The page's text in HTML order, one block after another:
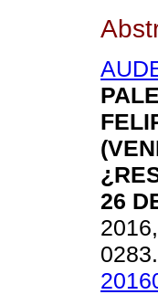
26
0283.